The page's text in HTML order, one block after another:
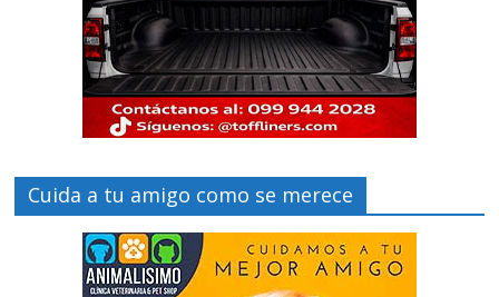
Cuida a tu amigo como se merece